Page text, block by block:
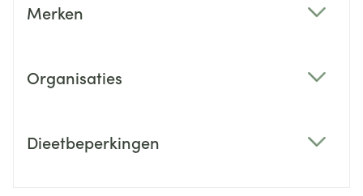
Merken
Organisaties
Dieetbeperkingen